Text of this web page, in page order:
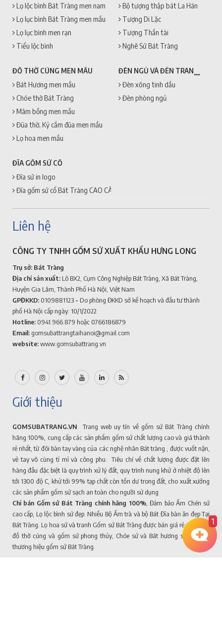
Lọ lộc bình Bát Tràng men nam
Lọ lục bình Bát Tràng men mầu
Lọ lục bình men rạn
Tiểu lộc bình
Bộ tượng thập bát La Hán
Tượng Di Lặc
Tượng Thần tài
Nghê Sứ Bát Tràng
ĐỒ THỜ CÚNG MEN MẦU
Bát Hương men mầu
Chóe thờ Bát Tràng
Mâm bồng men mầu
Đũa thờ, Kỷ cắm đũa men mầu
Lọ hoa men mầu
ĐÈN NGỦ VÀ ĐÈN TRANG TRÍ
Đèn xông tinh dầu
Đèn phòng ngủ
ĐĨA GỐM SỨ CỔ
Đĩa sứ in logo
Đĩa gốm sứ cổ Bát Tràng CAO CẤP + GIÁ RẺ
Liên hệ
CÔNG TY TNHH GỐM SỨ XUẤT KHẨU HƯNG LONG
Trụ sở: Bát Tràng
Địa chỉ sản xuất: Lô BX2, Cụm Công Nghiệp Bát Tràng, Xã Bát Tràng,
Huyện Gia Lâm, Thành Phố Hà Nội, Việt Nam
GPĐKKD: 0109881123 - Do phòng ĐKKD sở kế hoạch và đầu tư thành
phố Hà Nội cấp ngày: 10/1/2022
Hotline: 0941.966.879 hoặc 0766186879
Email: gomsubattrangtaihanoi@gmail.com
website:www.gomsubattrang.vn
Giới thiệu
GOMSUBATRANG.VN Trang web uy tín về gốm sứ Bát Tràng chính
hãng 100%, cung cấp các sản phẩm gốm sứ chất lượng cao và giá thành
rẻ nhất, từ đôi bàn tay vàng của các nghệ nhân Bát tràng , được vuốt nặn,
vẽ tay vô cùng tỉ mỉ và công phu. Tiêu chí về chất lượng được đặt lên
hàng đầu đặc biệt là quy trình xử lý đất, quy trình nung khử ở nhiệt độ lên
tới 1300 độ C, khử tới 99% tạp chất còn tồn dư trong đất, cho xuất xưởng
các sản phẩm gốm sứ sạch an toàn cho người sử dụng
Chỉ bán Gốm sứ Bát Tràng chính hãng 100%, Đảm bảo Ấm Chén sứ
cao cấp, Lọ lộc bình sứ đẹp. Nhiều Bộ Ấm trà và bộ Bát Đĩa bàn ăn đẹp Tại
Bát Tràng. Lọ hoa sứ và tranh Gốm sứ Bát Tràng được bán giá rẻ nhất, Với
đồ thờ cúng và gốm sứ phong thủy, Chóe sứ và Bát hương sứ tạo nên
thương hiệu gốm sứ Bát Tràng.
1